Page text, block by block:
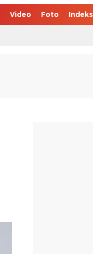
Video Foto Indeks